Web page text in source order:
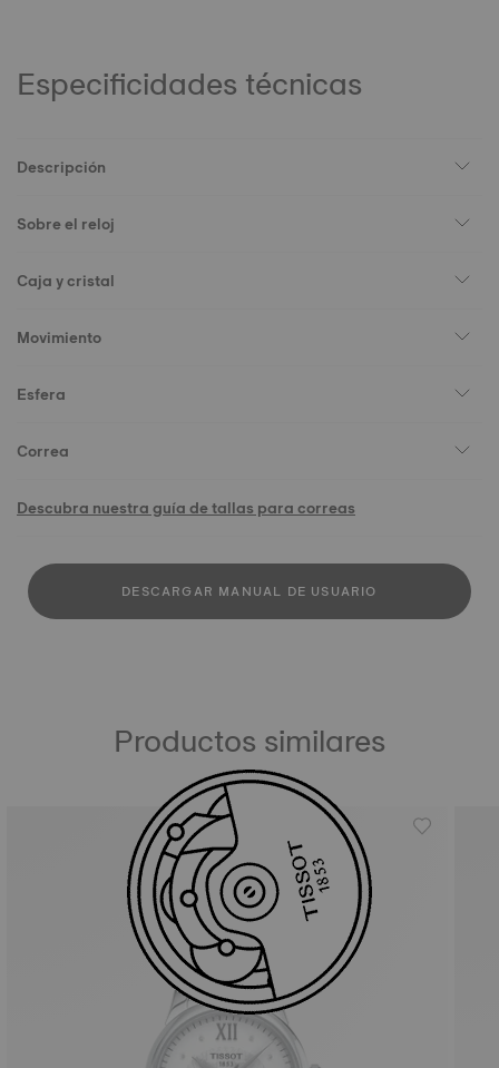
Especificidades técnicas
Descripción
Sobre el reloj
Caja y cristal
Movimiento
Esfera
Correa
Descubra nuestra guía de tallas para correas
DESCARGAR MANUAL DE USUARIO
Productos similares